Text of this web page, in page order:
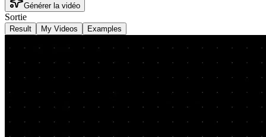
Générer la vidéo
Sortie
Result My Videos Examples